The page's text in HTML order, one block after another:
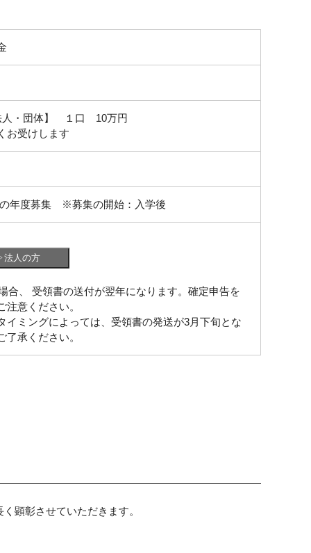
・団体】 １口 10万円
お受けします
年度募集 ※募集の開始：入学後
合、 受領書の送付が翌年になります。確定申告を
意ください。
イミングによっては、受領書の発送が3月下旬とな
承ください。
顕彰させていただきます。